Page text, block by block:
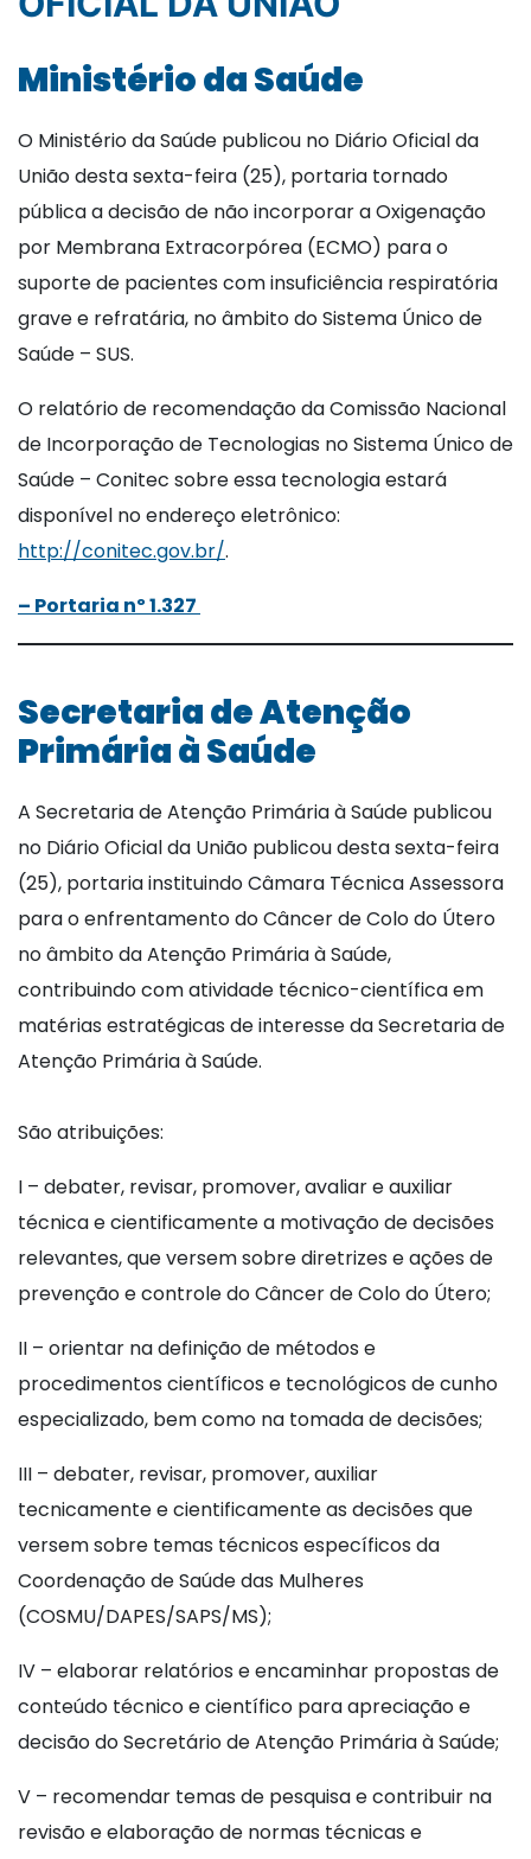
Ministério da Saúde
O Ministério da Saúde publicou no Diário Oficial da
União desta sexta-feira (25), portaria tornado
pública a decisão de não incorporar a Oxigenação
por Membrana Extracorpórea (ECMO) para o
suporte de pacientes com insuficiência respiratória
grave e refratária, no âmbito do Sistema Único de
Saúde – SUS.
O relatório de recomendação da Comissão Nacional
de Incorporação de Tecnologias no Sistema Único de
Saúde – Conitec sobre essa tecnologia estará
disponível no endereço eletrônico:
http://conitec.gov.br/.
– Portaria nº 1.327
Secretaria de Atenção
Primária à Saúde
A Secretaria de Atenção Primária à Saúde publicou
no Diário Oficial da União publicou desta sexta-feira
(25), portaria instituindo Câmara Técnica Assessora
para o enfrentamento do Câncer de Colo do Útero
no âmbito da Atenção Primária à Saúde,
contribuindo com atividade técnico-científica em
matérias estratégicas de interesse da Secretaria de
Atenção Primária à Saúde.
São atribuições:
I – debater, revisar, promover, avaliar e auxiliar
técnica e cientificamente a motivação de decisões
relevantes, que versem sobre diretrizes e ações de
prevenção e controle do Câncer de Colo do Útero;
II – orientar na definição de métodos e
procedimentos científicos e tecnológicos de cunho
especializado, bem como na tomada de decisões;
III – debater, revisar, promover, auxiliar
tecnicamente e cientificamente as decisões que
versem sobre temas técnicos específicos da
Coordenação de Saúde das Mulheres
(COSMU/DAPES/SAPS/MS);
IV – elaborar relatórios e encaminhar propostas de
conteúdo técnico e científico para apreciação e
decisão do Secretário de Atenção Primária à Saúde;
V – recomendar temas de pesquisa e contribuir na
revisão e elaboração de normas técnicas e